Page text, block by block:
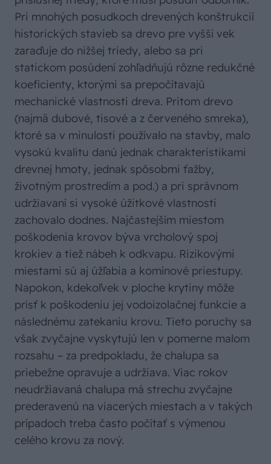
Pri mnohých posudkoch drevených konštrukcií
historických stavieb sa drevo pre vyšší vek
zaraďuje do nižšej triedy, alebo sa pri
statickom posúdení zohľadňujú rôzne redukčné
koeficienty, ktorými sa prepočítavajú
mechanické vlastnosti dreva. Pritom drevo
(najmä dubové, tisové a z červeného smreka),
ktoré sa v minulosti používalo na stavby, malo
vysokú kvalitu danú jednak charakteristikami
drevnej hmoty, jednak spôsobmi ťažby,
životným prostredím a pod.) a pri správnom
udržiavaní si vysoké úžitkové vlastnosti
zachovalo dodnes. Najčastejším miestom
poškodenia krovov býva vrcholový spoj
krokiev a tiež nábeh k odkvapu. Rizikovými
miestami sú aj úžľabia a komínové priestupy.
Napokon, kdekoľvek v ploche krytiny môže
prísť k poškodeniu jej vodoizolačnej funkcie a
následnému zatekaniu krovu. Tieto poruchy sa
však zvyčajne vyskytujú len v pomerne malom
rozsahu – za predpokladu, že chalupa sa
priebežne opravuje a udržiava. Viac rokov
neudržiavaná chalupa má strechu zvyčajne
prederavenú na viacerých miestach a v takých
prípadoch treba často počítať s výmenou
celého krovu za nový.